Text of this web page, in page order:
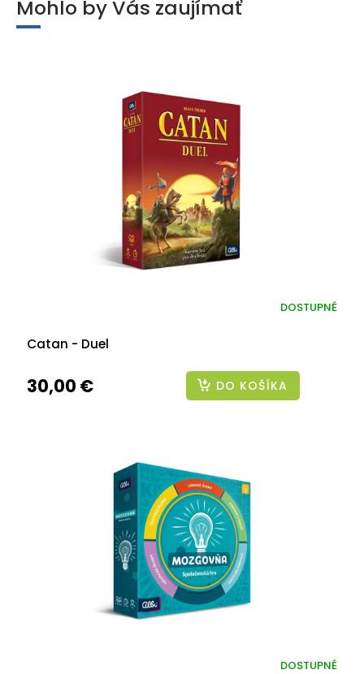
Mohlo by Vás zaujímať
Catan - Duel
DOSTUPNÉ
30,00 € DO KOŠÍKA
DOSTUPNÉ